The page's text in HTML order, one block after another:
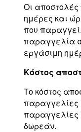
Οι αποστολές
ημέρες και
που
παραγγελία
εργάσιμη
Κόστος
Το κόστος
παραγγελίες
παραγγελίες
δωρεάν.